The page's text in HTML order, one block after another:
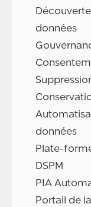
données
données
Plate-
DSPM
PIA
Portail de